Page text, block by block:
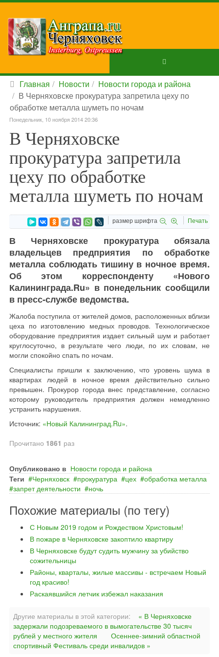
Главная Новости
Новости города и района
В Черняховске прокуратура запретила цеху по
обработке металла шуметь по ночам
Понедельник, 10 ноября 2014 20:36
В Черняховске
прокуратура запретила
цеху по обработке
металла шуметь по ночам
размер шрифта Печать
В Черняховске прокуратура обязала
владельцев предприятия по обработке
металла соблюдать тишину в ночное время.
Об этом корреспонденту «Нового
Калининграда.Ru» в понедельник сообщили
в пресс-службе ведомства.
Жалоба поступила от жителей домов, расположенных вблизи
цеха по изготовлению медных проводов. Технологическое
оборудование предприятия издает сильный шум и работает
круглосуточно, в результате чего люди, по их словам, не
могли спокойно спать по ночам.
Специалисты пришли к заключению, что уровень шума в
квартирах людей в ночное время действительно сильно
превышен. Прокурор города внес представление, согласно
которому руководитель предприятия должен немедленно
устранить нарушения.
Источник: «Новый Калининград.Ru».
Прочитано 1861 раз
Опубликовано в Новости города и района
Теги
Черняховск прокуратура цех
обработка металла
запрет деятельности
ночь
Похожие материалы (по тегу)
С Новым 2019 годом и Рождеством Христовым!
В пожаре в Черняховске закоптило квартиру
В Черняховске будут судить мужчину за убийство
сожительницы
Районы, кварталы, жилые массивы - встречаем Новый
год красиво!
Раскаявшийся летчик избежал наказания
Другие материалы в этой категории:
« В Черняховске
задержали подозреваемого в вымогательстве 30 тысяч
рублей у местного жителя
Осеннее-зимний областной
спортивный Фестиваль среди инвалидов »